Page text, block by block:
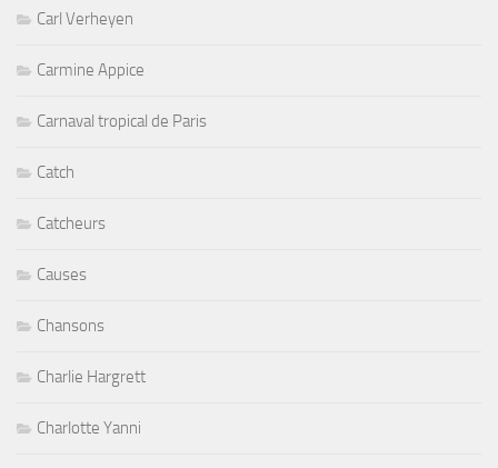
Carl Verheyen
Carmine Appice
Carnaval tropical de Paris
Catch
Catcheurs
Causes
Chansons
Charlie Hargrett
Charlotte Yanni